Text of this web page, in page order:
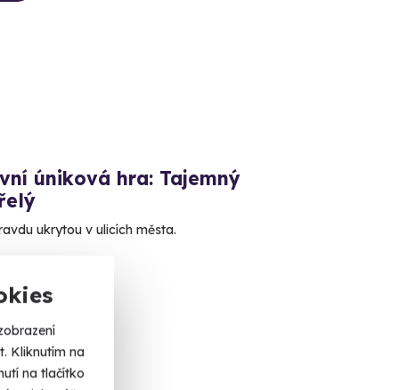
Kliknutím na
na tlačítko
úniková hra: Tajemný
ukrytou v ulicích města.
lokalit)